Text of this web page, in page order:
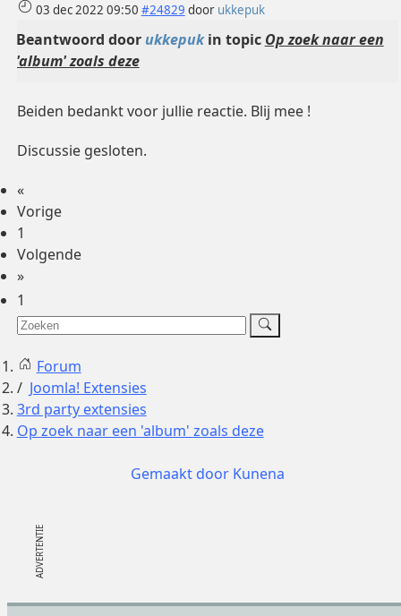
03 dec 2022 09:50 #24829 door ukkepuk
Beantwoord door ukkepukin topic Op zoek naar een
'album' zoals deze
Beiden bedankt voor jullie reactie. Blij mee !
Discussie gesloten.
«
Vorige
1
Volgende
»
1
Forum
Joomla! Extensies
3rd party extensies
Op zoek naar een 'album' zoals deze
Gemaakt door Kunena